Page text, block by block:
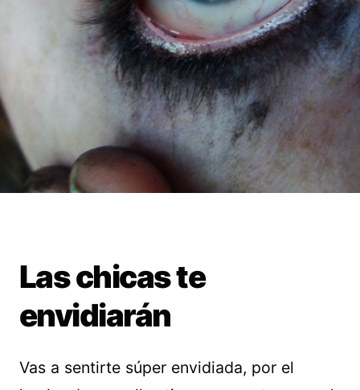
Las chicas te
envidiarán
Vas a sentirte súper envidiada, por el